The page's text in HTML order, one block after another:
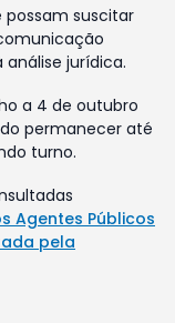
possam suscitar
jurídica.
a 4 de outubro
permanecer até
turno.
Agentes Públicos
pela